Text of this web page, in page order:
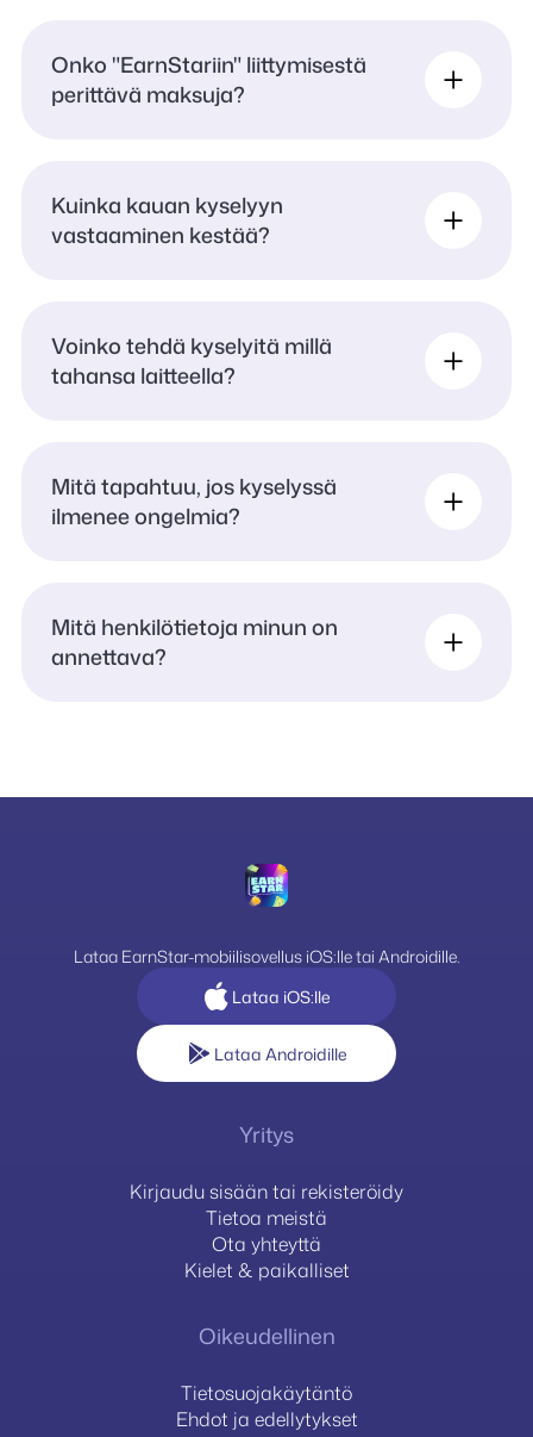
Onko "EarnStariin" liittymisestä
perittävä maksuja?
Kuinka kauan kyselyyn
vastaaminen kestää?
Voinko tehdä kyselyitä millä
tahansa laitteella?
Mitä tapahtuu, jos kyselyssä
ilmenee ongelmia?
Mitä henkilötietoja minun on
annettava?
Lataa EarnStar-mobiilisovellus iOS:lle tai Androidille.
Lataa iOS:lle
Lataa Androidille
Yritys
Kirjaudu sisään tai rekisteröidy
Tietoa meistä
Ota yhteyttä
Kielet & paikalliset
Oikeudellinen
Tietosuojakäytäntö
Ehdot ja edellytykset